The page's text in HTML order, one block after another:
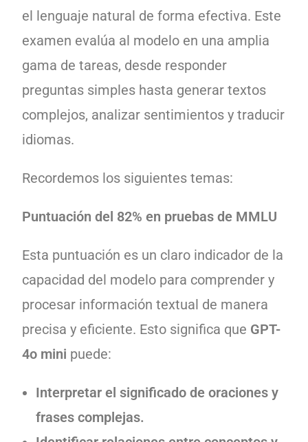
el lenguaje natural de forma efectiva. Este
examen evalúa al modelo en una amplia
gama de tareas, desde responder
preguntas simples hasta generar textos
complejos, analizar sentimientos y traducir
idiomas.
Recordemos los siguientes temas:
Puntuación del 82% en pruebas de MMLU
Esta puntuación es un claro indicador de la
capacidad del modelo para comprender y
procesar información textual de manera
precisa y eficiente. Esto significa que GPT-
4o mini puede:
Interpretar el significado de oraciones y
frases complejas.